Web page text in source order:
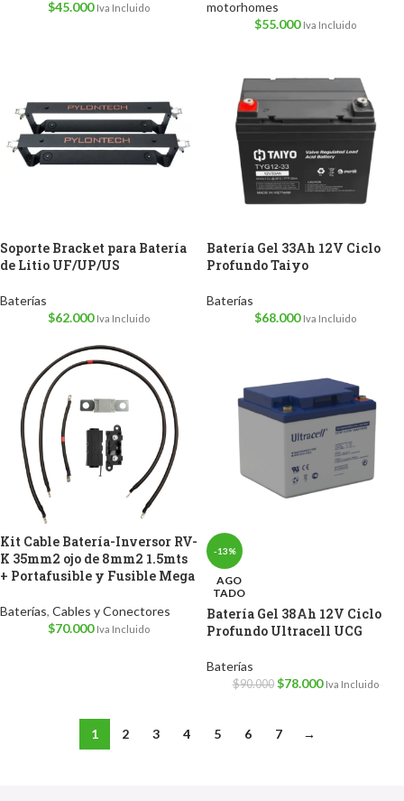
$45.000 Iva Incluido
motorhomes
$55.000 Iva Incluido
Soporte Bracket para Batería
de Litio UF/UP/US
Baterías
$62.000 Iva Incluido
Batería Gel 33Ah 12V Ciclo
Profundo Taiyo
Baterías
$68.000 Iva Incluido
Kit Cable Batería-Inversor RV-
K 35mm2 ojo de 8mm2 1.5mts
+ Portafusible y Fusible Mega
Baterías, Cables y Conectores
$70.000 Iva Incluido
-13%
AGO
TADO
Batería Gel 38Ah 12V Ciclo
Profundo Ultracell UCG
Baterías
$90.000 $78.000 Iva Incluido
1 2 3 4 5 6 7 →